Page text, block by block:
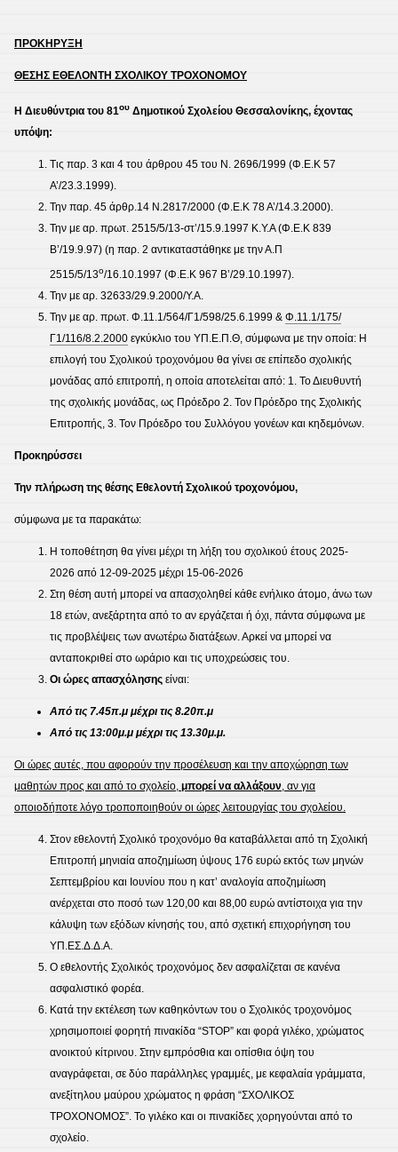
ΠΡΟΚΗΡΥΞΗ
ΘΕΣΗΣ ΕΘΕΛΟΝΤΗ ΣΧΟΛΙΚΟΥ ΤΡΟΧΟΝΟΜΟΥ
Η Διευθύντρια του 81ου Δημοτικού Σχολείου Θεσσαλονίκης, έχοντας
υπόψη:
Τις παρ. 3 και 4 του άρθρου 45 του Ν. 2696/1999 (Φ.Ε.Κ 57
Α’/23.3.1999).
Την παρ. 45 άρθρ.14 Ν.2817/2000 (Φ.Ε.Κ 78 Α’/14.3.2000).
Την με αρ. πρωτ. 2515/5/13-στ’/15.9.1997 Κ.Υ.Α (Φ.Ε.Κ 839
Β’/19.9.97) (η παρ. 2 αντικαταστάθηκε με την Α.Π
2515/5/13ο/16.10.1997 (Φ.Ε.Κ 967 Β’/29.10.1997).
Την με αρ. 32633/29.9.2000/Υ.Α.
Την με αρ. πρωτ. Φ.11.1/564/Γ1/598/25.6.1999 & Φ.11.1/175/
Γ1/116/8.2.2000 εγκύκλιο του ΥΠ.Ε.Π.Θ, σύμφωνα με την οποία: Η
επιλογή του Σχολικού τροχονόμου θα γίνει σε επίπεδο σχολικής
μονάδας από επιτροπή, η οποία αποτελείται από: 1. Το Διευθυντή
της σχολικής μονάδας, ως Πρόεδρο 2. Τον Πρόεδρο της Σχολικής
Επιτροπής, 3. Τον Πρόεδρο του Συλλόγου γονέων και κηδεμόνων.
Προκηρύσσει
Την πλήρωση της θέσης Εθελοντή Σχολικού τροχονόμου,
σύμφωνα με τα παρακάτω:
Η τοποθέτηση θα γίνει μέχρι τη λήξη του σχολικού έτους 2025-
2026 από 12-09-2025 μέχρι 15-06-2026
Στη θέση αυτή μπορεί να απασχοληθεί κάθε ενήλικο άτομο, άνω των
18 ετών, ανεξάρτητα από το αν εργάζεται ή όχι, πάντα σύμφωνα με
τις προβλέψεις των ανωτέρω διατάξεων. Αρκεί να μπορεί να
ανταποκριθεί στο ωράριο και τις υποχρεώσεις του.
Οι ώρες απασχόλησης είναι:
Από τις 7.45π.μ μέχρι τις 8.20π.μ
Από τις 13:00μ.μ μέχρι τις 13.30μ.μ.
Οι ώρες αυτές, που αφορούν την προσέλευση και την αποχώρηση των
μαθητών προς και από το σχολείο, μπορεί να αλλάξουν, αν για
οποιοδήποτε λόγο τροποποιηθούν οι ώρες λειτουργίας του σχολείου.
Στον εθελοντή Σχολικό τροχονόμο θα καταβάλλεται από τη Σχολική
Επιτροπή μηνιαία αποζημίωση ύψους 176 ευρώ εκτός των μηνών
Σεπτεμβρίου και Ιουνίου που η κατ’ αναλογία αποζημίωση
ανέρχεται στο ποσό των 120,00 και 88,00 ευρώ αντίστοιχα για την
κάλυψη των εξόδων κίνησής του, από σχετική επιχορήγηση του
ΥΠ.ΕΣ.Δ.Δ.Α.
Ο εθελοντής Σχολικός τροχονόμος δεν ασφαλίζεται σε κανένα
ασφαλιστικό φορέα.
Κατά την εκτέλεση των καθηκόντων του ο Σχολικός τροχονόμος
χρησιμοποιεί φορητή πινακίδα “SΤΟΡ” και φορά γιλέκο, χρώματος
ανοικτού κίτρινου. Στην εμπρόσθια και οπίσθια όψη του
αναγράφεται, σε δύο παράλληλες γραμμές, με κεφαλαία γράμματα,
ανεξίτηλου μαύρου χρώματος η φράση “ΣΧΟΛΙΚΟΣ
ΤΡΟΧΟΝΟΜΟΣ”. Το γιλέκο και οι πινακίδες χορηγούνται από το
σχολείο.